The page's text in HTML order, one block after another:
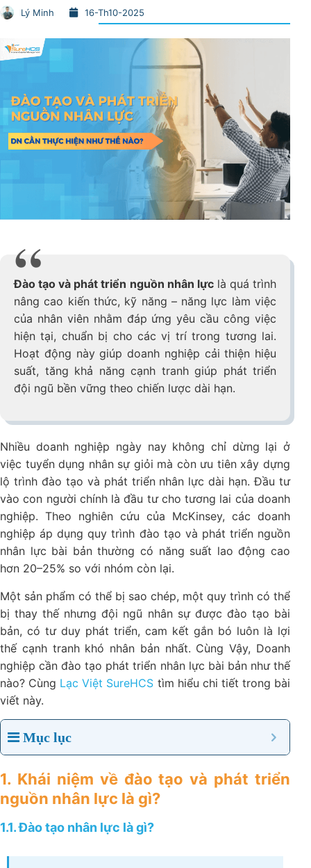
Lý Minh 16-Th10-2025
Đào tạo và phát triển nguồn nhân lựclà quá trình
nâng cao kiến thức, kỹ năng – năng lực làm việc
của nhân viên nhằm đáp ứng yêu cầu công việc
hiện tại, chuẩn bị cho các vị trí trong tương lai.
Hoạt động này giúp doanh nghiệp cải thiện hiệu
suất, tăng khả năng cạnh tranh giúp phát triển
đội ngũ bền vững theo chiến lược dài hạn.
Nhiều doanh nghiệp ngày nay không chỉ dừng lại ở
việc tuyển dụng nhân sự giỏi mà còn ưu tiên xây dựng
lộ trình đào tạo và phát triển nhân lực dài hạn. Đầu tư
vào con người chính là đầu tư cho tương lai của doanh
nghiệp. Theo nghiên cứu của McKinsey, các doanh
nghiệp áp dụng quy trình đào tạo và phát triển nguồn
nhân lực bài bản thường có năng suất lao động cao
hơn 20–25% so với nhóm còn lại.
Một sản phẩm có thể bị sao chép, một quy trình có thể
bị thay thế nhưng đội ngũ nhân sự được đào tạo bài
bản, có tư duy phát triển, cam kết gắn bó luôn là lợi
thế cạnh tranh khó nhân bản nhất. Cùng Vậy, Doanh
nghiệp cần đào tạo phát triển nhân lực bài bản như thế
nào? Cùng Lạc Việt SureHCS tìm hiểu chi tiết trong bài
viết này.
Mục lục
1. Khái niệm về đào tạo và phát triển
nguồn nhân lực là gì?
1.1. Đào tạo nhân lực là gì?